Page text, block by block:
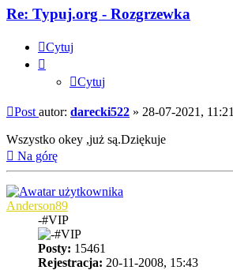
Re: Typuj.org - Rozgrzewka
Cytuj
Cytuj
Post autor: darecki522 » 28-07-2021, 11:21
Wszystko okey ,już są.Dziękuje
Na górę
Anderson89
-#VIP
Posty: 15461
Rejestracja: 20-11-2008, 15:43